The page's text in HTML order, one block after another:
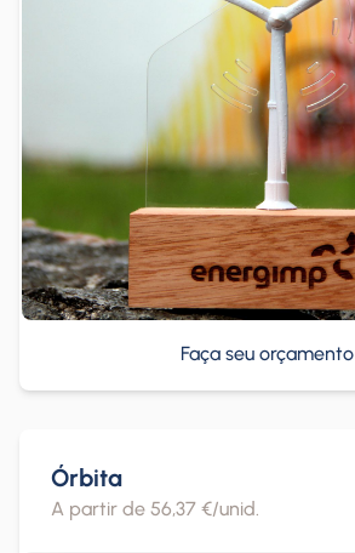
Faça seu orçamento
Órbita
A partir de 56,37 €/unid.